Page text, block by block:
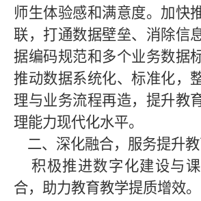
师生体验感和满意度。加快
联，打通数据壁垒、消除信
据编码规范和多个业务数据
推动数据系统化、标准化，
理与业务流程再造，提升教
理能力现代化水平。
二、深化融合，服务提升教
积极推进数字化建设与
合，助力教育教学提质增效。